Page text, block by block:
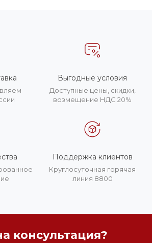
Выгодные условия
Доступные цены, скидки,
возмещение НДС 20%
Поддержка клиентов
Круглосуточная горячая
линия 8800
консультация?